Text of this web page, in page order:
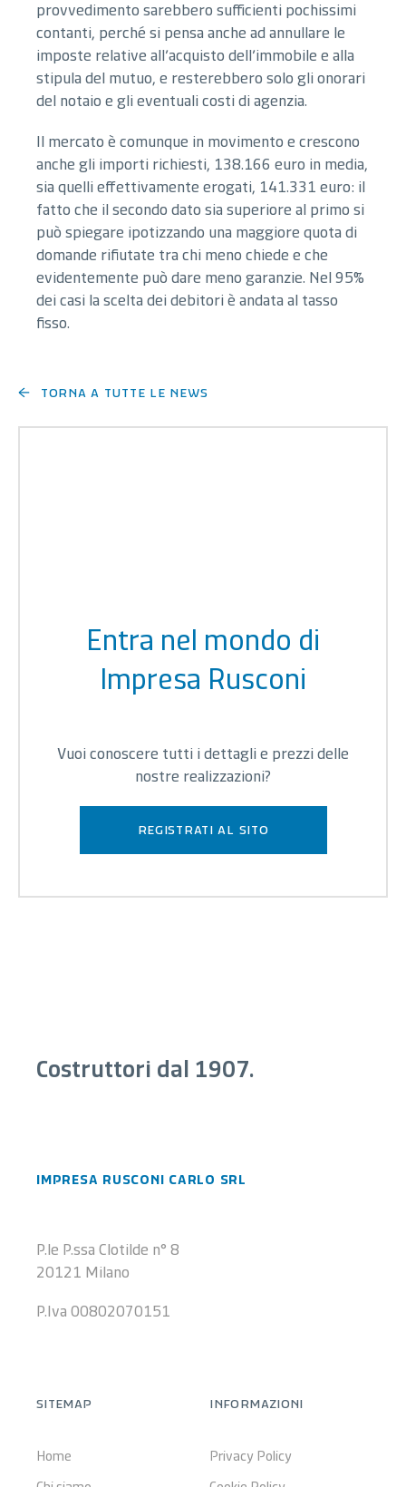
provvedimento sarebbero sufficienti pochissimi
contanti, perché si pensa anche ad annullare le
imposte relative all’acquisto dell’immobile e alla
stipula del mutuo, e resterebbero solo gli onorari
del notaio e gli eventuali costi di agenzia.
Il mercato è comunque in movimento e crescono
anche gli importi richiesti, 138.166 euro in media,
sia quelli effettivamente erogati, 141.331 euro: il
fatto che il secondo dato sia superiore al primo si
può spiegare ipotizzando una maggiore quota di
domande rifiutate tra chi meno chiede e che
evidentemente può dare meno garanzie. Nel 95%
dei casi la scelta dei debitori è andata al tasso
fisso.
torna a tutte le news
Entra nel mondo di
Impresa Rusconi
Vuoi conoscere tutti i dettagli e prezzi delle
nostre realizzazioni?
registrati al sito
Costruttori dal 1907.
impresa rusconi carlo srl
P.le P.ssa Clotilde n° 8
20121 Milano
P.Iva 00802070151
sitemap
Home
informazioni
Privacy Policy